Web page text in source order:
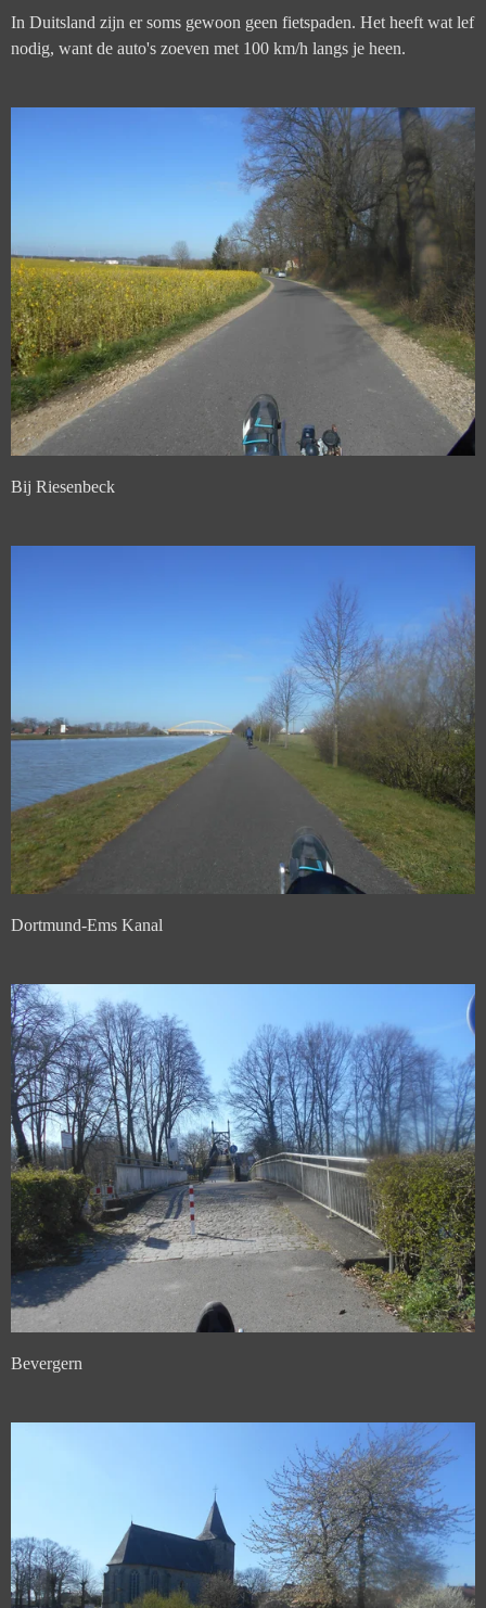
In Duitsland zijn er soms gewoon geen fietspaden. Het heeft wat lef
nodig, want de auto's zoeven met 100 km/h langs je heen.
Bij Riesenbeck
Dortmund-Ems Kanal
Bevergern